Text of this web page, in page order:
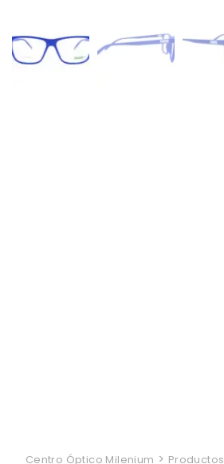
Centro Óptico Milenium > Productos